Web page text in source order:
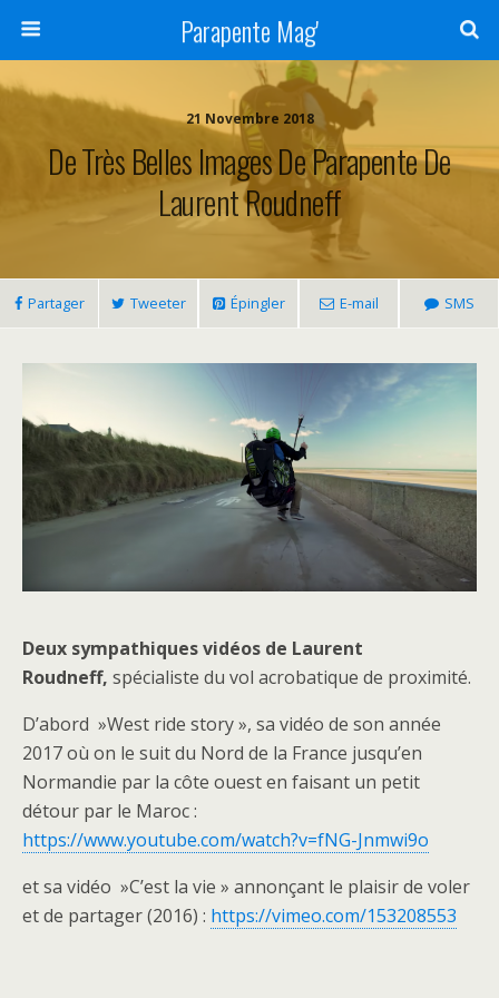
Parapente Mag'
21 Novembre 2018
De Très Belles Images De Parapente De
Laurent Roudneff
Partager Tweeter Épingler E-mail SMS
Deux sympathiques vidéos de Laurent
Roudneff, spécialiste du vol acrobatique de proximité.
D’abord »West ride story », sa vidéo de son année
2017 où on le suit du Nord de la France jusqu’en
Normandie par la côte ouest en faisant un petit
détour par le Maroc :
https://www.youtube.com/watch?v=fNG-Jnmwi9o
et sa vidéo »C’est la vie » annonçant le plaisir de voler
et de partager (2016) : https://vimeo.com/153208553